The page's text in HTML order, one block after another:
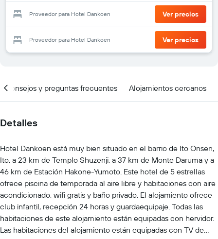
Proveedor para Hotel Dankoen Ver precios
Proveedor para Hotel Dankoen Ver precios
Consejos y preguntas frecuentes Alojamientos cercanos
Detalles
Hotel Dankoen está muy bien situado en el barrio de Ito Onsen,
Ito, a 23 km de Templo Shuzenji, a 37 km de Monte Daruma y a
46 km de Estación Hakone-Yumoto. Este hotel de 5 estrellas
ofrece piscina de temporada al aire libre y habitaciones con aire
acondicionado, wifi gratis y baño privado. El alojamiento ofrece
club infantil, recepción 24 horas y guardaequipaje. Todas las
habitaciones de este alojamiento están equipadas con hervidor.
Las habitaciones del alojamiento están equipadas con TV de